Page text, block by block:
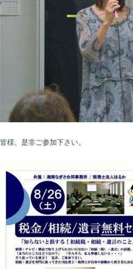
皆様、是非ご参加下さい。